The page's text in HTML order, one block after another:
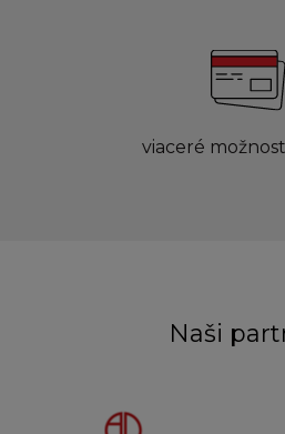
viaceré
Naši